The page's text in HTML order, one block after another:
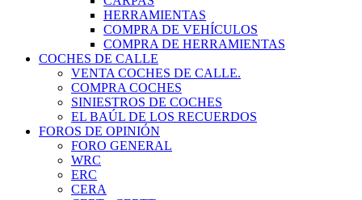
HERRAMIENTAS
COMPRA DE VEHÍCULOS
COMPRA DE HERRAMIENTAS
COCHES DE CALLE
VENTA COCHES DE CALLE.
COMPRA COCHES
SINIESTROS DE COCHES
EL BAÚL DE LOS RECUERDOS
FOROS DE OPINIÓN
FORO GENERAL
WRC
ERC
CERA